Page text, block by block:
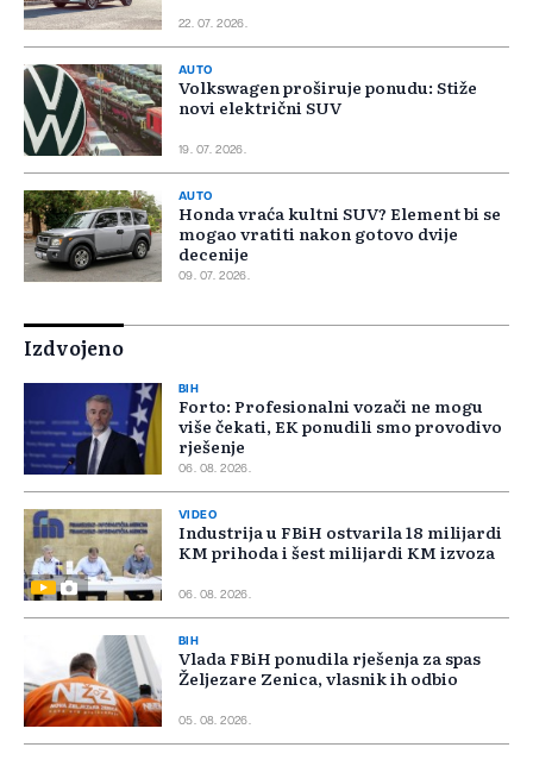
22. 07. 2026.
AUTO
Volkswagen proširuje ponudu: Stiže
novi električni SUV
19. 07. 2026.
AUTO
Honda vraća kultni SUV? Element bi se
mogao vratiti nakon gotovo dvije
decenije
09. 07. 2026.
Izdvojeno
BIH
Forto: Profesionalni vozači ne mogu
više čekati, EK ponudili smo provodivo
rješenje
06. 08. 2026.
VIDEO
Industrija u FBiH ostvarila 18 milijardi
KM prihoda i šest milijardi KM izvoza
06. 08. 2026.
BIH
Vlada FBiH ponudila rješenja za spas
Željezare Zenica, vlasnik ih odbio
05. 08. 2026.